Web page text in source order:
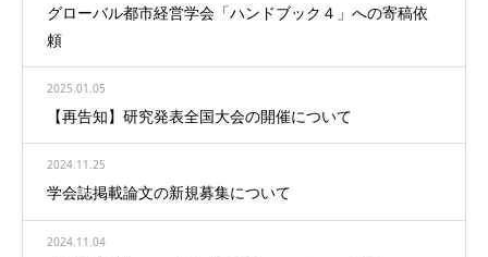
グローバル都市経営学会「ハンドブック４」への寄稿依
頼
2025.01.05
【再告知】研究発表全国大会の開催について
2024.11.25
学会誌掲載論文の新規募集について
2024.11.04